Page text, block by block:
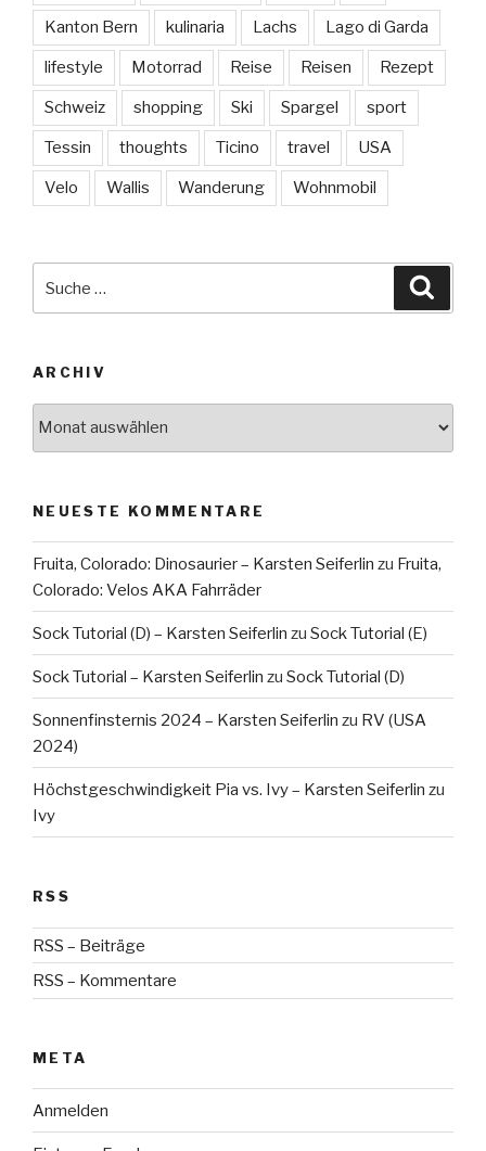
Kanton Bern kulinaria Lachs Lago di Garda
lifestyle Motorrad Reise Reisen Rezept
Schweiz shopping Ski Spargel sport
Tessin thoughts Ticino travel USA
Velo Wallis Wanderung Wohnmobil
nach:
ARCHIV
NEUESTE KOMMENTARE
Fruita, Colorado: Dinosaurier – Karsten Seiferlin zu Fruita,
Colorado: Velos AKA Fahrräder
Sock Tutorial (D) – Karsten Seiferlin zu Sock Tutorial (E)
Sock Tutorial – Karsten Seiferlin zu Sock Tutorial (D)
Sonnenfinsternis 2024 – Karsten Seiferlin zu RV (USA
2024)
Höchstgeschwindigkeit Pia vs. Ivy – Karsten Seiferlin zu
Ivy
RSS
RSS – Beiträge
RSS – Kommentare
META
Anmelden